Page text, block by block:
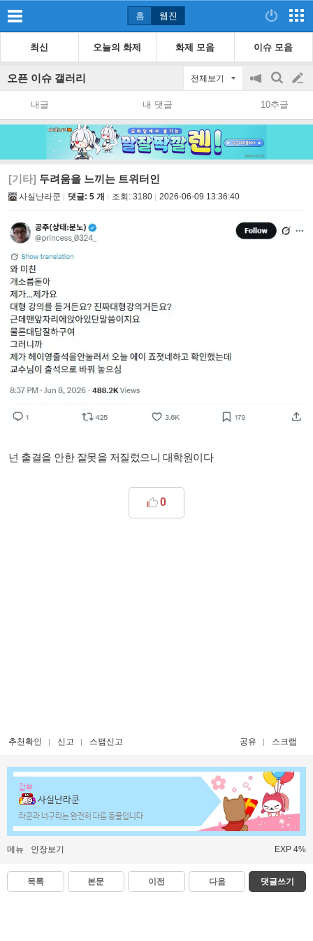
홈 웹진
최신 오늘의 화제 화제 모음 이슈 모음
오픈 이슈 갤러리 전체보기
공
지
on/off
검
색
글
쓰
내글 내 댓글 10추글
[기타] 두려움을 느끼는 트위터인
사실난라쿤 댓글: 5 개 조회: 3180 2026-06-09 13:36:40
넌 출결을 안한 잘못을 저질렀으니 대학원이다
0
추천확인 신고 스팸신고 공유 스크랩
갑부
사실난라쿤
라쿤과 너구리는 완전히 다른 동물입니다
메뉴 인장보기 EXP 4%
목록 본문 이전 다음 댓글쓰기